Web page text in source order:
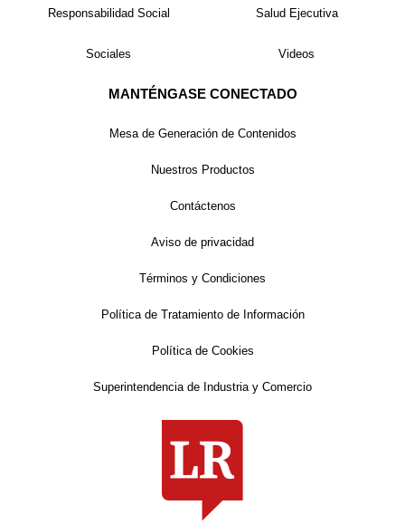
Responsabilidad Social Salud Ejecutiva
Sociales Videos
MANTÉNGASE CONECTADO
Mesa de Generación de Contenidos
Nuestros Productos
Contáctenos
Aviso de privacidad
Términos y Condiciones
Política de Tratamiento de Información
Política de Cookies
Superintendencia de Industria y Comercio